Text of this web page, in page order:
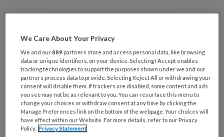
is
e-
mailadres?
* *
Kies
je
wachtwoord* *
Kies
je
functie *
We Care About Your Privacy
We and our889 partners store and access personal data, like browsing
data or unique identifiers, on your device. Selecting I Accept enables
tracking technologies to support the purposes shown under we and our
partners process data to provide. Selecting Reject All or withdrawing your
consent will disable them. If trackers are disabled, some content and ads
you see may not be as relevant to you. You can resurface this menu to
change your choices or withdraw consent at any time by clicking the
Manage Preferences link on the bottom of the webpage. Your choices will
have effect within our Website. For more details, refer to our Privacy
Policy. Privacy Statement